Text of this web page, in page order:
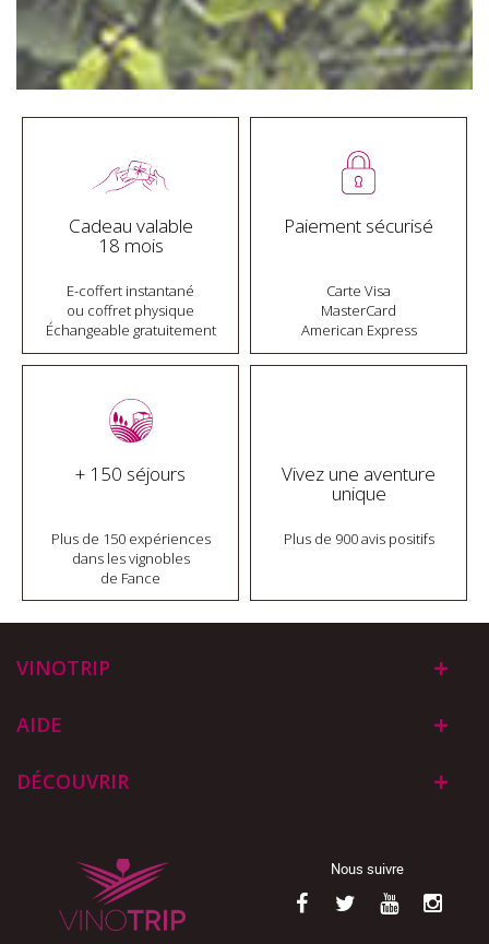
Cadeau valable
18 mois
E-coffert instantané
ou coffret physique
Échangeable gratuitement
Paiement sécurisé
Carte Visa
MasterCard
American Express
+ 150 séjours
Plus de 150 expériences
dans les vignobles
de Fance
Vivez une aventure
unique
Plus de 900 avis positifs
VINOTRIP
AIDE
DÉCOUVRIR
Nous suivre